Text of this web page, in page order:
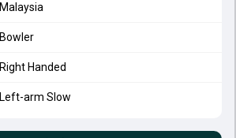
Malaysia
Bowler
Right Handed
Left-arm Slow